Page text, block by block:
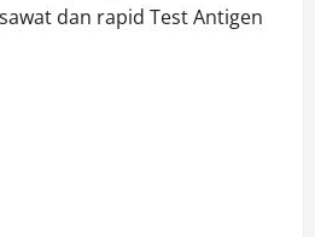
dan rapid Test Antigen